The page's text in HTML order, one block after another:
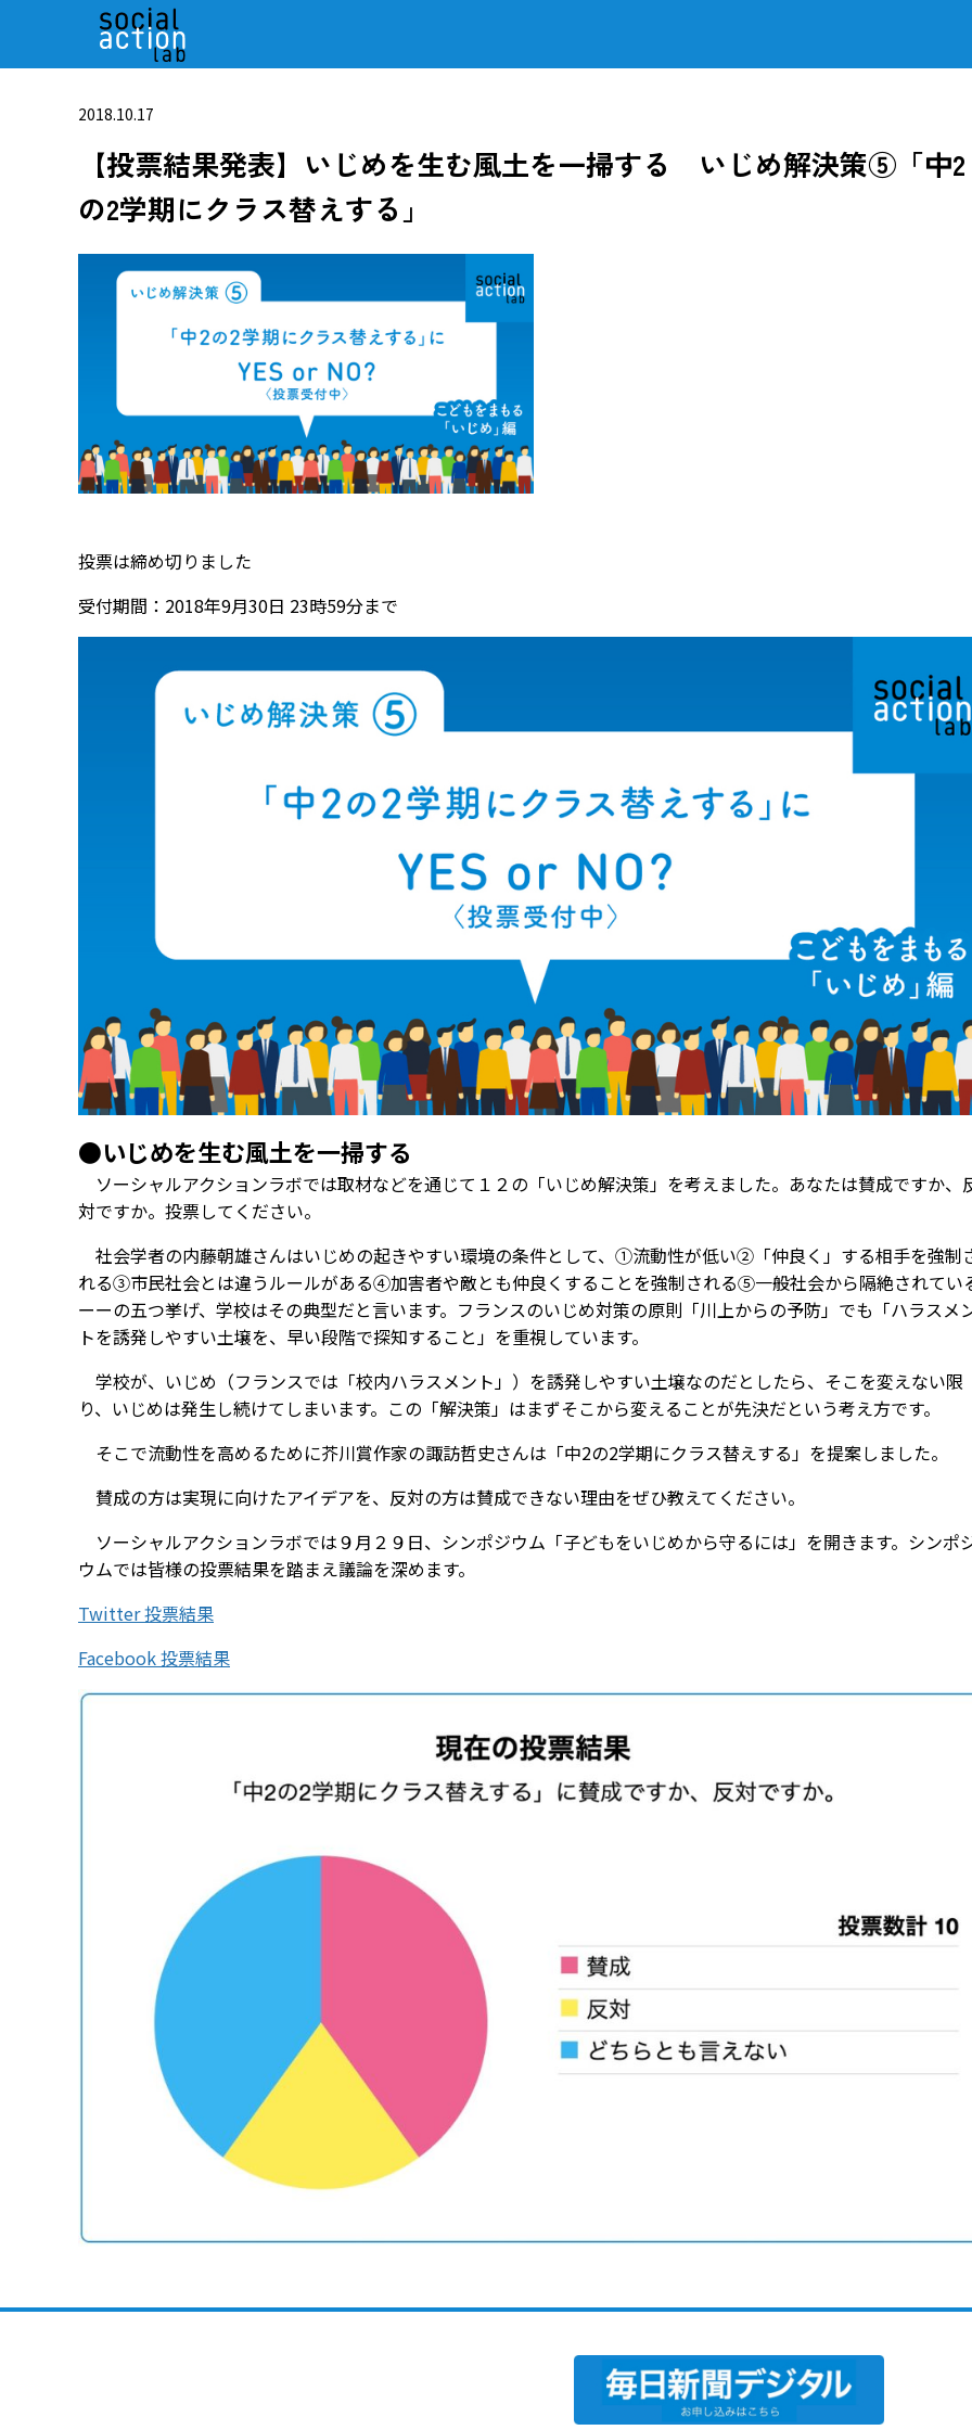
2018.10.17
【投票結果発表】いじめを生む風土を一掃する いじめ解決策⑤「中2
の2学期にクラス替えする」
投票は締め切りました
受付期間：2018年9月30日 23時59分まで
●いじめを生む風土を一掃する
ソーシャルアクションラボでは取材などを通じて１２の「いじめ解決策」を考えました。あなたは賛成ですか、
対ですか。投票してください。
社会学者の内藤朝雄さんはいじめの起きやすい環境の条件として、①流動性が低い②「仲良く」する相手を強制
れる③市民社会とは違うルールがある④加害者や敵とも仲良くすることを強制される⑤一般社会から隔絶されてい
ーーの五つ挙げ、学校はその典型だと言います。フランスのいじめ対策の原則「川上からの予防」でも「ハラスメ
トを誘発しやすい土壌を、早い段階で探知すること」を重視しています。
学校が、いじめ（フランスでは「校内ハラスメント」）を誘発しやすい土壌なのだとしたら、そこを変えない限
り、いじめは発生し続けてしまいます。この「解決策」はまずそこから変えることが先決だという考え方です。
そこで流動性を高めるために芥川賞作家の諏訪哲史さんは「中2の2学期にクラス替えする」を提案しました。
賛成の方は実現に向けたアイデアを、反対の方は賛成できない理由をぜひ教えてください。
ソーシャルアクションラボでは９月２９日、シンポジウム「子どもをいじめから守るには」を開きます。シンポ
ウムでは皆様の投票結果を踏まえ議論を深めます。
Twitter 投票結果
Facebook 投票結果